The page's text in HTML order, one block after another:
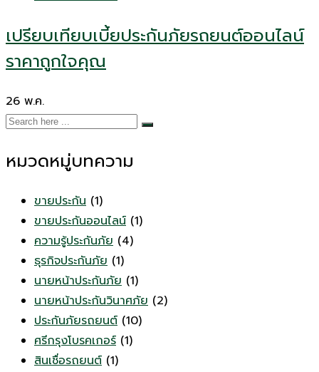
เปรียบเทียบเบี้ยประกันภัยรถยนต์ออนไลน์
ราคาถูกใจคุณ
26 พ.ค.
หมวดหมู่บทความ
ขายประกัน (1)
ขายประกันออนไลน์ (1)
ความรู้ประกันภัย (4)
ธุรกิจประกันภัย (1)
นายหน้าประกันภัย (1)
นายหน้าประกันวินาศภัย (2)
ประกันภัยรถยนต์ (10)
ศรีกรุงโบรคเกอร์ (1)
สินเชื่อรถยนต์ (1)